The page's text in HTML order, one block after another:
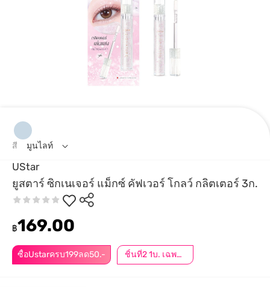
UStar
ยูสตาร์ ซิกเนเจอร์ แม็กซ์ คัฟเวอร์ โกลว์ กลิตเตอร์ 3ก.
ซื้อUstarครบ199ลด50.- ชิ้นที่2 1บ. เฉพาะออนไลน์ | กดสินค้า 2 ชิ้นเพื่อรับโปรโมชันนี้
฿169.00
สี มูนไลท์